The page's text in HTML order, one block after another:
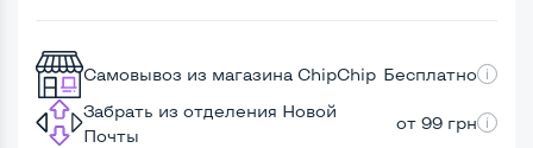
Самовывоз из магазина ChipChip Бесплатно
Забрать из отделения Новой
Почты
от 99 грн